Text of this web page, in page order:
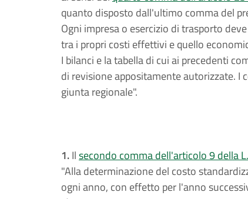
quanto disposto dall'ultimo comma del
Ogni impresa o esercizio di trasporto
tra i propri costi effettivi e quello
I bilanci e la tabella di cui ai precedenti
di revisione appositamente autorizzate.
giunta regionale".
1.Ilsecondo comma dell'articolo 9 della
"Alla determinazione del costo
ogni anno, con effetto per l'anno